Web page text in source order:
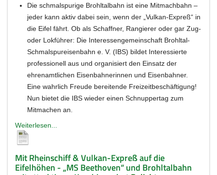
Die schmalspurige Brohltalbahn ist eine Mitmachbahn –
jeder kann aktiv dabei sein, wenn der „Vulkan-Expreß“ in
die Eifel fährt. Ob als Schaffner, Rangierer oder gar Zug-
oder Lokführer: Die Interessengemeinschaft Brohltal-
Schmalspureisenbahn e. V. (IBS) bildet Interessierte
professionell aus und organisiert den Einsatz der
ehrenamtlichen Eisenbahnerinnen und Eisenbahner.
Eine wahrlich Freude bereitende Freizeitbeschäftigung!
Nun bietet die IBS wieder einen Schnuppertag zum
Mitmachen an.
Weiterlesen...
Mit Rheinschiff & Vulkan-Expreß auf die
Eifelhöhen - „MS Beethoven“ und Brohltalbahn